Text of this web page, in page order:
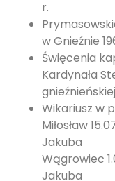
r.
w Gnieźnie
Święcenia
Kardynała
Wikariusz w
Miłosław
Jakuba
Wągrowiec
Jakuba